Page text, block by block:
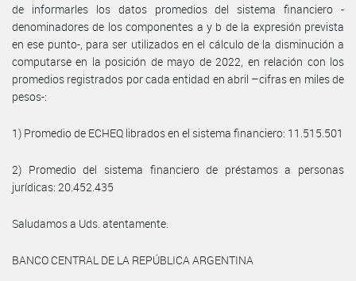
de informarles los datos promedios del sistema financiero -
denominadores de los componentes a y b de la expresión prevista
en ese punto-, para ser utilizados en el cálculo de la disminución a
computarse en la posición de mayo de 2022, en relación con los
promedios registrados por cada entidad en abril –cifras en miles de
pesos-:
1) Promedio de ECHEQ librados en el sistema financiero: 11.515.501
2) Promedio del sistema financiero de préstamos a personas
jurídicas: 20.452.435
Saludamos a Uds. atentamente.
BANCO CENTRAL DE LA REPÚBLICA ARGENTINA